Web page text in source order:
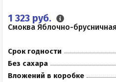
1 323 руб.
Смоква Яблочно-
Срок годности
Без сахара
Вложений в коробке